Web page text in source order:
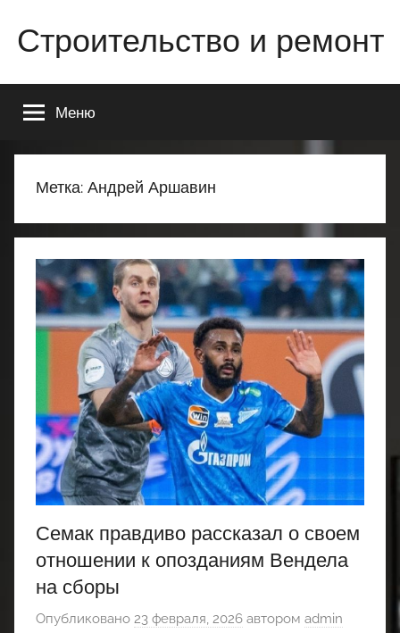
содержимому
Строительство и ремонт
строительстве
ремонте
Вашего
или
Меню
Метка: Андрей Аршавин
Семак правдиво рассказал о своем
отношении к опозданиям Вендела
на сборы
Опубликовано 23 февраля, 2026 автором admin